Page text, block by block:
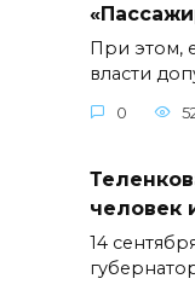
При этом,
власти
0
человек
14